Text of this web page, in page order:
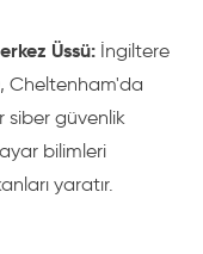
Üssü: İngiltere
Cheltenham'da
siber güvenlik
bilimleri
yaratır.